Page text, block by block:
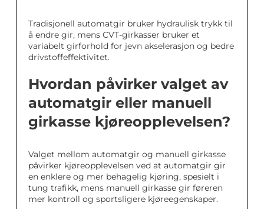
Tradisjonell automatgir bruker hydraulisk trykk til
å endre gir, mens CVT-girkasser bruker et
variabelt girforhold for jevn akselerasjon og bedre
drivstoffeffektivitet.
Hvordan påvirker valget av
automatgir eller manuell
girkasse kjøreopplevelsen?
Valget mellom automatgir og manuell girkasse
påvirker kjøreopplevelsen ved at automatgir gir
en enklere og mer behagelig kjøring, spesielt i
tung trafikk, mens manuell girkasse gir føreren
mer kontroll og sportsligere kjøreegenskaper.